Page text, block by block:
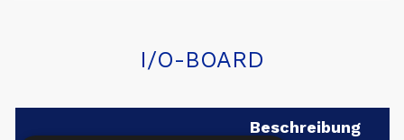
I/O-BOARD
Beschreibung